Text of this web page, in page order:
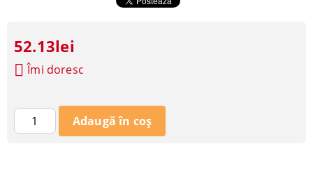
52.13lei
Îmi doresc